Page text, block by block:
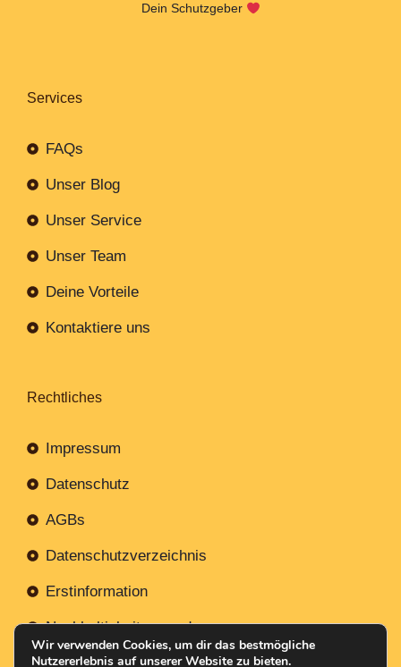
Dein Schutzgeber
Services
FAQs
Unser Blog
Unser Service
Unser Team
Deine Vorteile
Kontaktiere uns
Rechtliches
Impressum
Datenschutz
AGBs
Datenschutzverzeichnis
Erstinformation
Nachhaltigkeitsverordnung
Wir verwenden Cookies, um dir das bestmögliche
Nutzererlebnis auf unserer Website zu bieten.